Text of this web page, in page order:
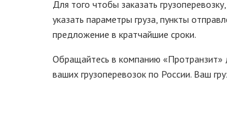
Для того чтобы заказать
указать параметры груза, пункты
предложение в кратчайшие сроки.
Обращайтесь в компанию «Протранзит»
ваших грузоперевозок по России. Ваш